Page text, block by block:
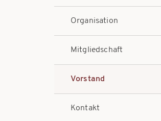
Organisation
Mitgliedschaft
Vorstand
Kontakt